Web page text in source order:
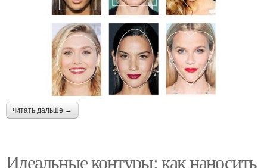
читать дальше →
Идеальные контуры: как наносить